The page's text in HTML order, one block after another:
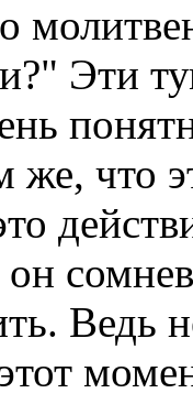
Эти
что
Ведь